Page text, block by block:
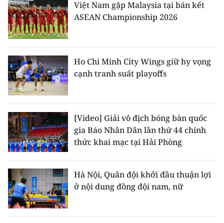
Việt Nam gặp Malaysia tại bán kết
ASEAN Championship 2026
Ho Chi Minh City Wings giữ hy vọng
cạnh tranh suất playoffs
[Video] Giải vô địch bóng bàn quốc
gia Báo Nhân Dân lần thứ 44 chính
thức khai mạc tại Hải Phòng
Hà Nội, Quân đội khởi đầu thuận lợi
ở nội dung đồng đội nam, nữ